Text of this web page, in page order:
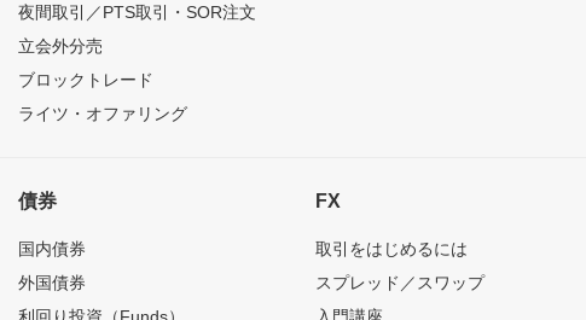
夜間取引／PTS取引・SOR注文
立会外分売
ブロックトレード
ライツ・オファリング
債券
国内債券
外国債券
利回り投資（Funds）
FX
取引をはじめるには
スプレッド／スワップ
入門講座